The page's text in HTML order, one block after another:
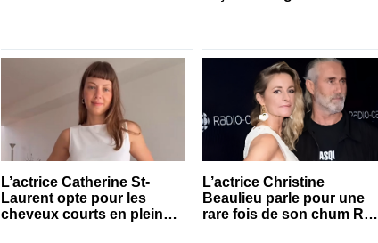
L’actrice Catherine St-
Laurent opte pour les
cheveux courts en pleine
L’actrice Christine
Beaulieu parle pour une
rare fois de son chum Roy